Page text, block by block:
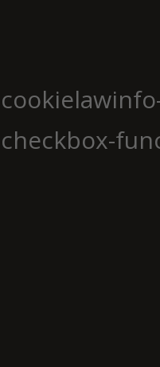
checkbox-